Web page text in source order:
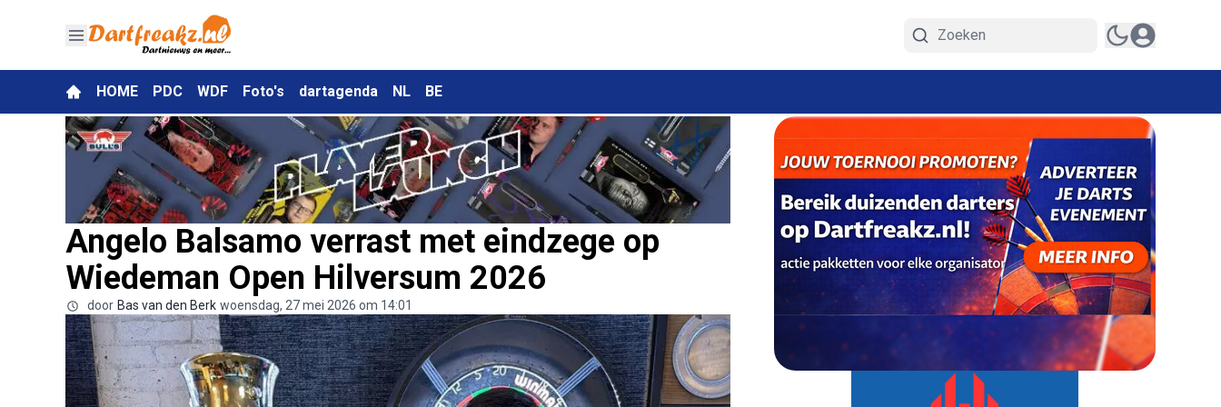
HOME PDC WDF Foto's dartagenda NL BE
Angelo Balsamo verrast met eindzege op
Wiedeman Open Hilversum 2026
door Bas van den Berk woensdag, 27 mei 2026 om 14:01